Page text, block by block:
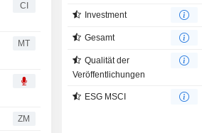
CI
MT
ZM
Investment
Gesamt
Qualität der
Veröffentlichungen
ESG MSCI